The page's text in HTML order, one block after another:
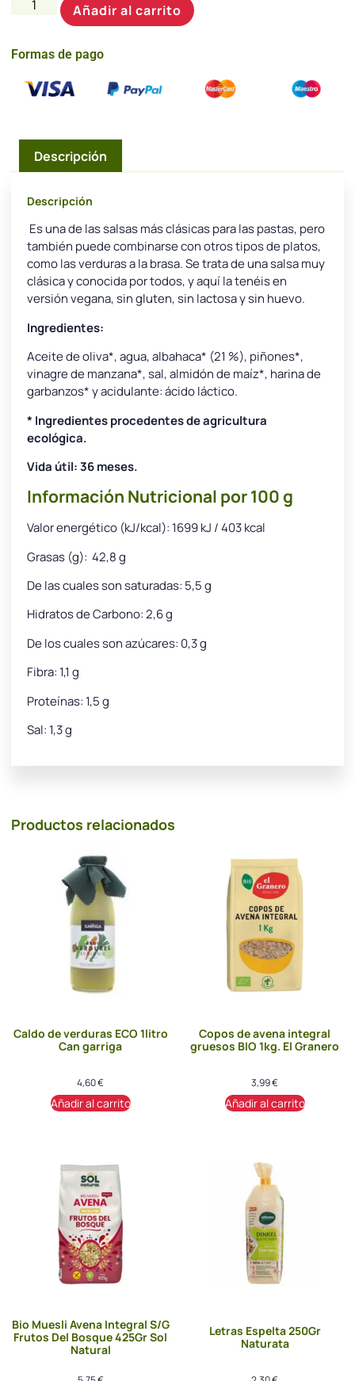
Añadir al carrito
Formas de pago
Descripción
Descripción
Es una de las salsas más clásicas para las pastas, pero
también puede combinarse con otros tipos de platos,
como las verduras a la brasa. Se trata de una salsa muy
clásica y conocida por todos, y aquí la tenéis en
versión vegana, sin gluten, sin lactosa y sin huevo.
Ingredientes:
Aceite de oliva*, agua, albahaca* (21 %), piñones*,
vinagre de manzana*, sal, almidón de maíz*, harina de
garbanzos* y acidulante: ácido láctico.
* Ingredientes procedentes de agricultura
ecológica.
Vida útil: 36 meses.
Información Nutricional por 100 g
Valor energético (kJ/kcal): 1699 kJ / 403 kcal
Grasas (g): 42,8 g
De las cuales son saturadas: 5,5 g
Hidratos de Carbono: 2,6 g
De los cuales son azúcares: 0,3 g
Fibra: 1,1 g
Proteínas: 1,5 g
Sal: 1,3 g
Productos relacionados
Caldo de verduras ECO 1litro
Can garriga
4,60€
Añadir al carrito
Copos de avena integral
gruesos BIO 1kg. El Granero
3,99€
Añadir al carrito
Bio Muesli Avena Integral S/G
Frutos Del Bosque 425Gr Sol
Natural
Letras Espelta 250Gr
Naturata